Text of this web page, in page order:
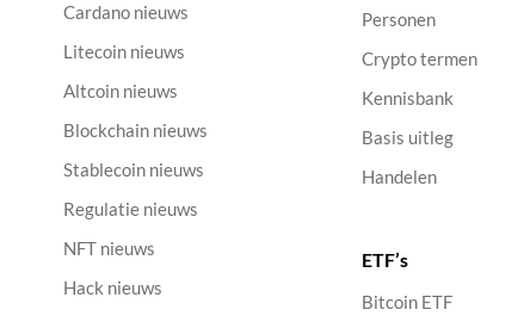
Cardano nieuws
Litecoin nieuws
Altcoin nieuws
Blockchain nieuws
Stablecoin nieuws
Regulatie nieuws
NFT nieuws
Hack nieuws
Personen
Crypto termen
Kennisbank
Basis uitleg
Handelen
ETF’s
Bitcoin ETF